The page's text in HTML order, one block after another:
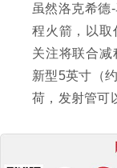
虽然洛克希德
程火箭，以取
关注将联合减
新型5英寸（
荷，发射管可